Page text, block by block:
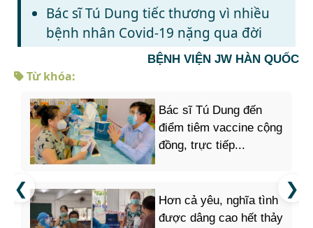
Bác sĩ Tú Dung tiếc thương vì nhiều
bệnh nhân Covid-19 nặng qua đời
BỆNH VIỆN JW HÀN QUỐC
Từ khóa:
Bác sĩ Tú Dung đến
điểm tiêm vaccine cộng
đồng, trực tiếp...
Hơn cả yêu, nghĩa tình
được dâng cao hết thảy